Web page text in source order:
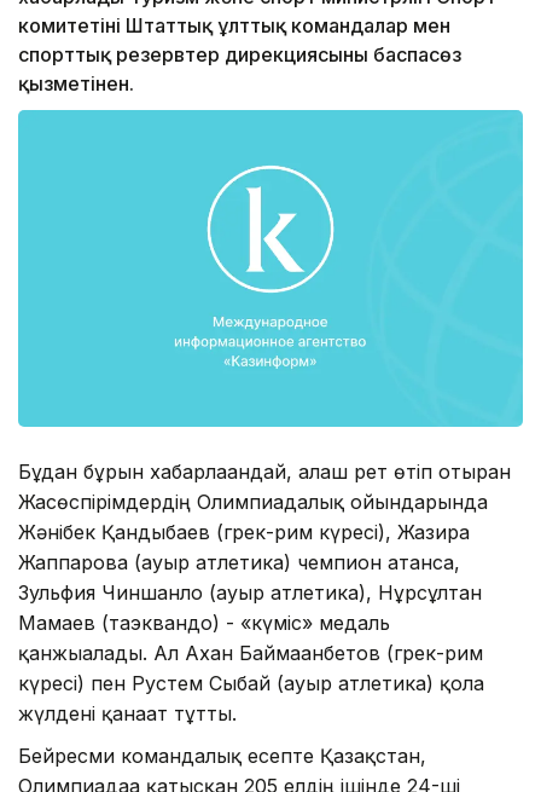
комитетінің Штаттық ұлттық командалар мен
спорттық резервтер дирекциясының баспасөз
қызметінен.
Бұдан бұрын хабарлағандай, алғаш рет өтіп отырған
Жасөспірімдердің Олимпиадалық ойындарында
Жәнібек Қандыбаев (грек-рим күресі), Жазира
Жаппарова (ауыр атлетика) чемпион атанса,
Зульфия Чиншанло (ауыр атлетика), Нұрсұлтан
Мамаев (таэквандо) - «күміс» медаль
қанжығалады. Ал Ахан Баймағанбетов (грек-рим
күресі) пен Рустем Сыбай (ауыр атлетика) қола
жүлдені қанағат тұтты.
Бейресми командалық есепте Қазақстан,
Олимпиадаға қатысқан 205 елдің ішінде 24-ші